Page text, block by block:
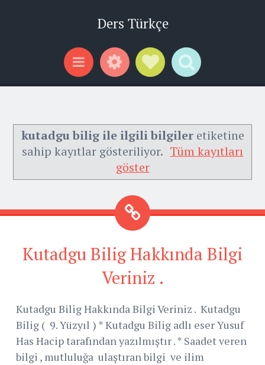
Ders Türkçe
Menu WidgetsSocial Links
Search
kutadgu bilig ile ilgili bilgileretiketine
sahip kayıtlar gösteriliyor. Tüm kayıtları
göster
Kutadgu Bilig Hakkında Bilgi
Veriniz .
Kutadgu Bilig Hakkında Bilgi Veriniz . Kutadgu
Bilig ( 9. Yüzyıl ) * Kutadgu Bilig adlı eser Yusuf
Has Hacip tarafından yazılmıştır . * Saadet veren
bilgi , mutluluğa ulaştıran bilgi ve ilim